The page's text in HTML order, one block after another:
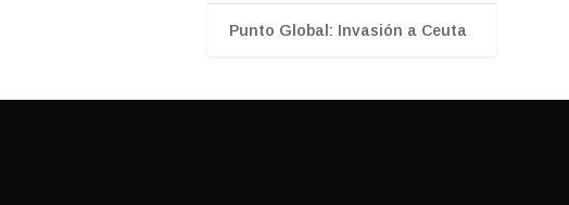
Punto Global: Invasión a Ceuta